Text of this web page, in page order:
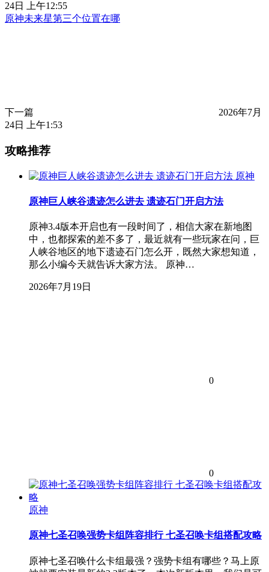
24日 上午12:55
原神未来星第三个位置在哪
下一篇
2026年7月
24日 上午1:53
攻略推荐
原神
原神巨人峡谷遗迹怎么进去 遗迹石门开启方法
原神3.4版本开启也有一段时间了，相信大家在新地图
中，也都探索的差不多了，最近就有一些玩家在问，巨
人峡谷地区的地下遗迹石门怎么开，既然大家想知道，
那么小编今天就告诉大家方法。 原神…
2026年7月19日
0
0
原神
原神七圣召唤强势卡组阵容排行 七圣召唤卡组搭配攻略
原神七圣召唤什么卡组最强？强势卡组有哪些？马上原